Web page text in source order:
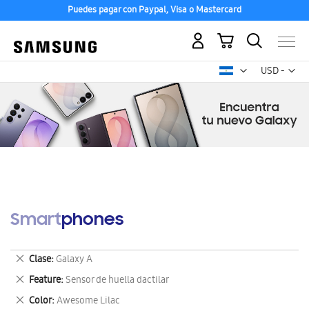
Puedes pagar con Paypal, Visa o Mastercard
USD -
dólar
Mi carrito
Smartphones
Clase Galaxy A
Eliminar
este
artículo
Feature Sensor de huella dactilar
Eliminar
este
Color Awesome Lilac
Eliminar